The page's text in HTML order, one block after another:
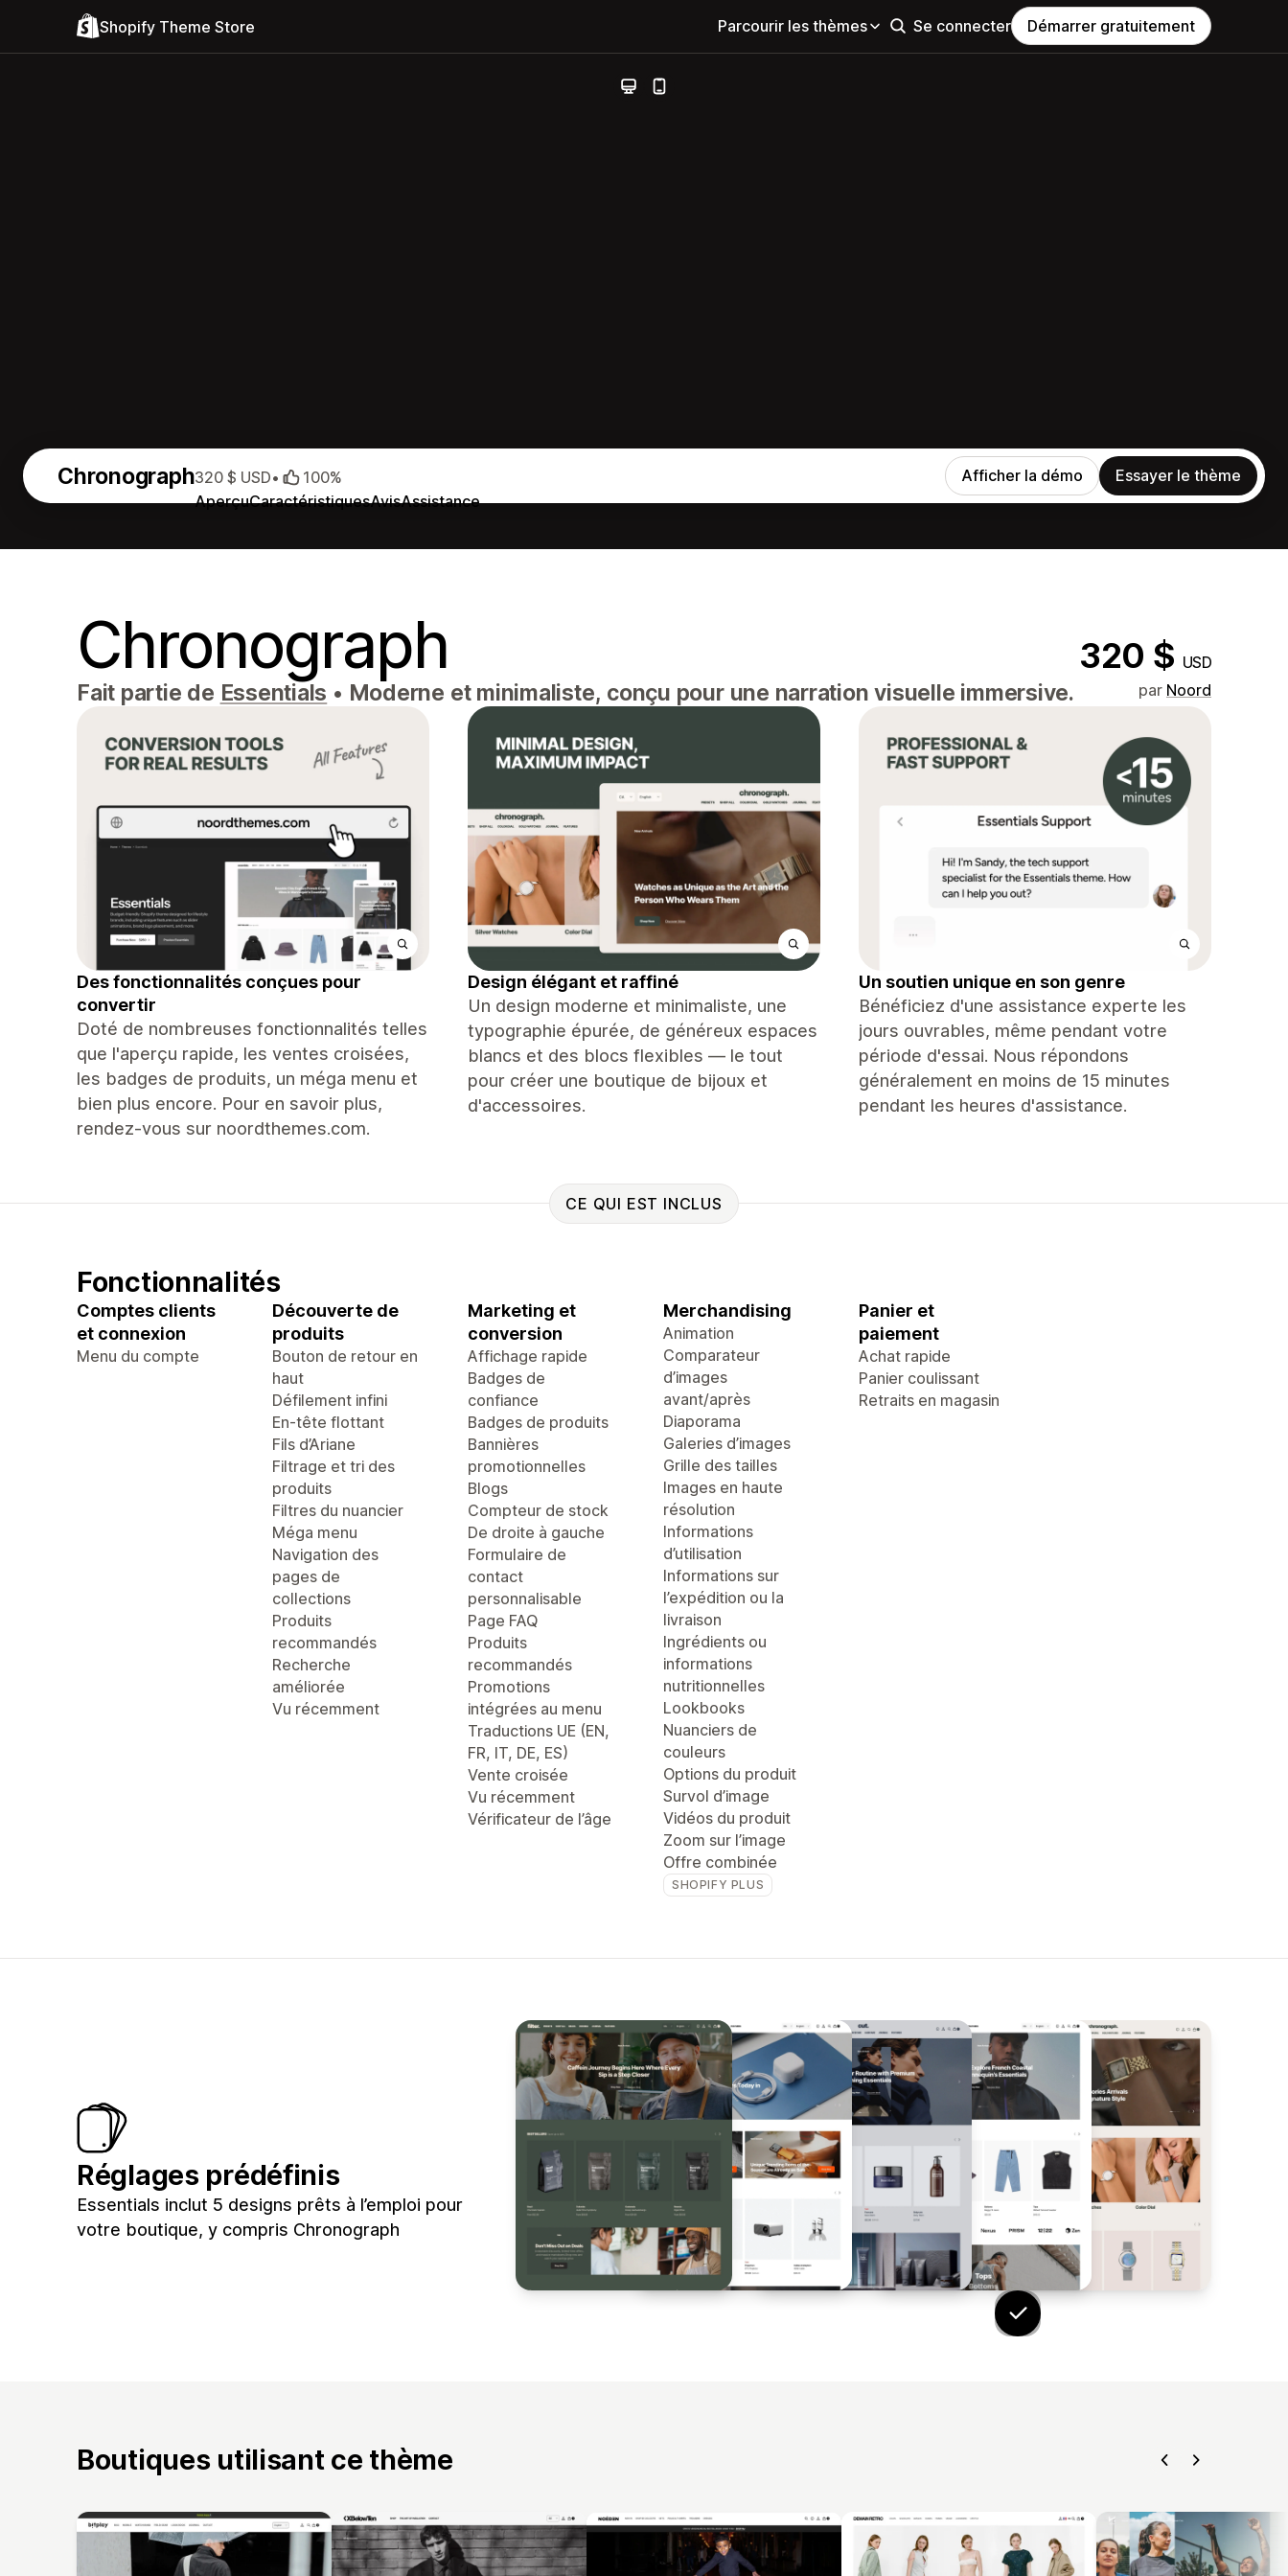
Shopify Theme Store Parcourir les thèmes Se connecter Démarrer gratuitement
Chronograph
AperçuCaractéristiquesAvisAssistance
320 $ USD• 100% Afficher la démo Essayer le thème
Chronograph 320 $ USD
Fait partie de Essentials • Moderne et minimaliste, conçu pour une narration visuelle immersive. par Noord
Des fonctionnalités conçues pour
convertir
Doté de nombreuses fonctionnalités telles
que l'aperçu rapide, les ventes croisées,
les badges de produits, un méga menu et
bien plus encore. Pour en savoir plus,
rendez-vous sur noordthemes.com.
Design élégant et raffiné
Un design moderne et minimaliste, une
typographie épurée, de généreux espaces
blancs et des blocs flexibles — le tout
pour créer une boutique de bijoux et
d'accessoires.
Un soutien unique en son genre
Bénéficiez d'une assistance experte les
jours ouvrables, même pendant votre
période d'essai. Nous répondons
généralement en moins de 15 minutes
pendant les heures d'assistance.
CE QUI EST INCLUS
Fonctionnalités
Comptes clients
et connexion
Menu du compte
Découverte de
produits
Bouton de retour en
haut
Défilement infini
En-tête flottant
Fils d’Ariane
Filtrage et tri des
produits
Filtres du nuancier
Méga menu
Navigation des
pages de
collections
Produits
recommandés
Recherche
améliorée
Vu récemment
Marketing et
conversion
Affichage rapide
Badges de
confiance
Badges de produits
Bannières
promotionnelles
Blogs
Compteur de stock
De droite à gauche
Formulaire de
contact
personnalisable
Page FAQ
Produits
recommandés
Promotions
intégrées au menu
Traductions UE (EN,
FR, IT, DE, ES)
Vente croisée
Vu récemment
Vérificateur de l’âge
Merchandising
Animation
Comparateur
d’images
avant/après
Diaporama
Galeries d’images
Grille des tailles
Images en haute
résolution
Informations
d’utilisation
Informations sur
l’expédition ou la
livraison
Ingrédients ou
informations
nutritionnelles
Lookbooks
Nuanciers de
couleurs
Options du produit
Survol d’image
Vidéos du produit
Zoom sur l’image
Offre combinée
SHOPIFY PLUS
Panier et
paiement
Achat rapide
Panier coulissant
Retraits en magasin
Réglages prédéfinis
Essentials inclut 5 designs prêts à l’emploi pour
votre boutique, y compris Chronograph
Boutiques utilisant ce thème